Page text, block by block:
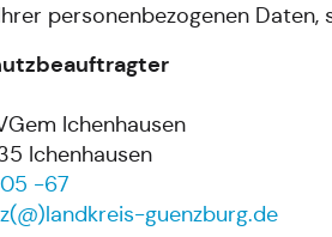
personenbezogenen
Ichenhausen
Ichenhausen
-67
guenzburg.de